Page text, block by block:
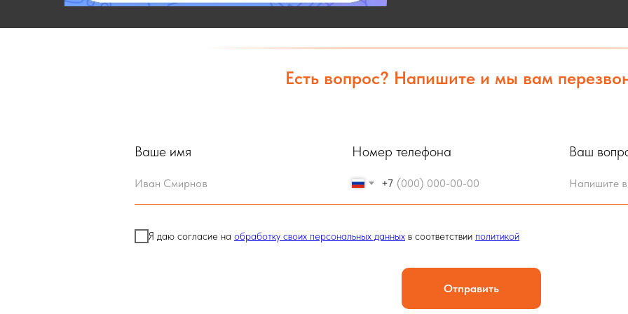
Есть вопрос? Напишите и мы вам
Ваше имя Номер телефона
+7
Ваш
Я даю согласие на обработку своих персональных данных в соответствии политикой
Отправить